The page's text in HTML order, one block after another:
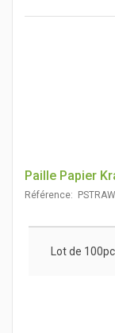
Paille Papier
Référence:
Lot de